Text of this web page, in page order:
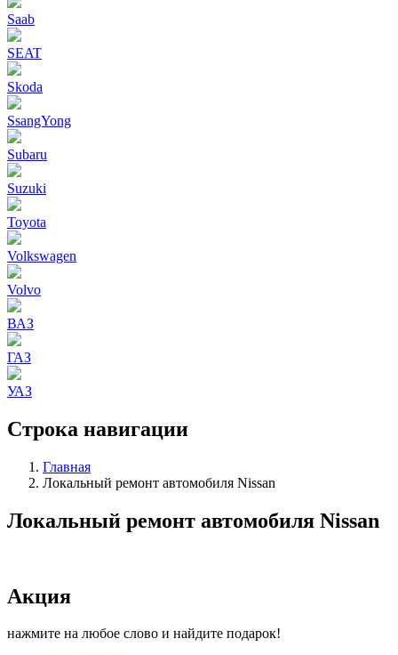
Saab
SEAT
Skoda
SsangYong
Subaru
Suzuki
Toyota
Volkswagen
Volvo
ВАЗ
ГАЗ
УАЗ
Строка навигации
Главная
Локальный ремонт автомобиля Nissan
Локальный ремонт автомобиля Nissan
Акция
нажмите на любое слово и найдите подарок!